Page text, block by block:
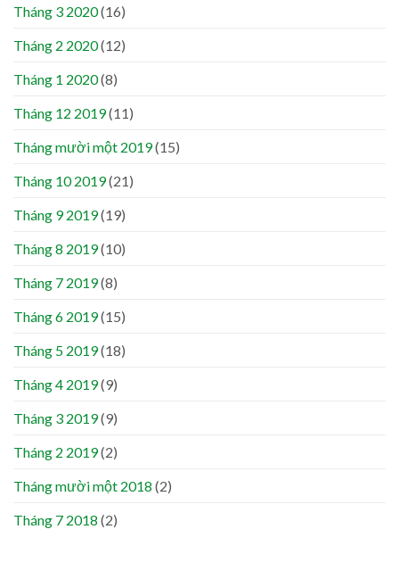
Tháng 3 2020(16)
Tháng 2 2020(12)
Tháng 1 2020(8)
Tháng 12 2019(11)
Tháng mười một 2019(15)
Tháng 10 2019(21)
Tháng 9 2019(19)
Tháng 8 2019(10)
Tháng 7 2019(8)
Tháng 6 2019(15)
Tháng 5 2019(18)
Tháng 4 2019(9)
Tháng 3 2019(9)
Tháng 2 2019(2)
Tháng mười một 2018 (2)
Tháng 7 2018 (2)